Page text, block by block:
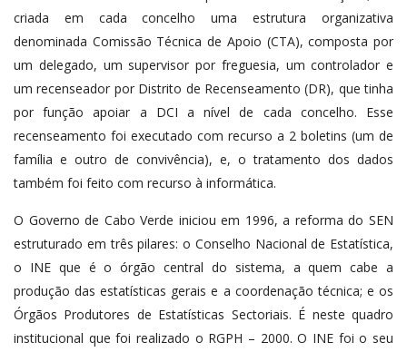
criada em cada concelho uma estrutura organizativa
denominada Comissão Técnica de Apoio (CTA), composta por
um delegado, um supervisor por freguesia, um controlador e
um recenseador por Distrito de Recenseamento (DR), que tinha
por função apoiar a DCI a nível de cada concelho. Esse
recenseamento foi executado com recurso a 2 boletins (um de
família e outro de convivência), e, o tratamento dos dados
também foi feito com recurso à informática.
O Governo de Cabo Verde iniciou em 1996, a reforma do SEN
estruturado em três pilares: o Conselho Nacional de Estatística,
o INE que é o órgão central do sistema, a quem cabe a
produção das estatísticas gerais e a coordenação técnica; e os
Órgãos Produtores de Estatísticas Sectoriais. É neste quadro
institucional que foi realizado o RGPH – 2000. O INE foi o seu